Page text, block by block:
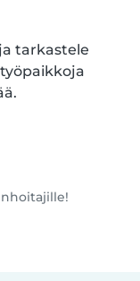
tarkastele